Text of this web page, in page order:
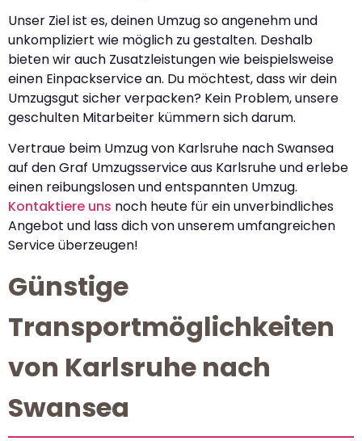
Unser Ziel ist es, deinen Umzug so angenehm und
unkompliziert wie möglich zu gestalten. Deshalb
bieten wir auch Zusatzleistungen wie beispielsweise
einen Einpackservice an. Du möchtest, dass wir dein
Umzugsgut sicher verpacken? Kein Problem, unsere
geschulten Mitarbeiter kümmern sich darum.
Vertraue beim Umzug von Karlsruhe nach Swansea
auf den Graf Umzugsservice aus Karlsruhe und erlebe
einen reibungslosen und entspannten Umzug.
Kontaktiere uns noch heute für ein unverbindliches
Angebot und lass dich von unserem umfangreichen
Service überzeugen!
Günstige
Transportmöglichkeiten
von Karlsruhe nach
Swansea